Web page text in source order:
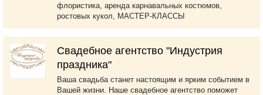
флористика, аренда карнавальных костюмов,
ростовых кукол, МАСТЕР-КЛАССЫ
Свадебное агентство "Индустрия
праздника"
Ваша свадьба станет настоящим и ярким событием в
Вашей жизни. Наше свадебное агентство поможет